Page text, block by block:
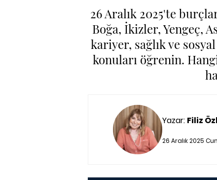
26 Aralık 2025'te
Boğa, İkizler, Yengeç,
kariyer, sağlık ve
konuları öğrenin.
Yazar: Filiz
26 Aralık 2025